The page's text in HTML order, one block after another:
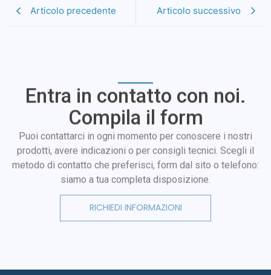
Articolo precedente Articolo successivo
Entra in contatto con noi.
Compila il form
Puoi contattarci in ogni momento per conoscere i nostri
prodotti, avere indicazioni o per consigli tecnici. Scegli il
metodo di contatto che preferisci, form dal sito o telefono:
siamo a tua completa disposizione.
RICHIEDI INFORMAZIONI